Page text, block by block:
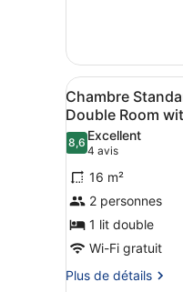
lit
double
(Standard
Double
Room
with
Balcony
in
)
le
type
de
chambre
Chambre
Standard,
1
lit
double
(Standard
Double
Room
with
Balcony
in
Afficher
toutes
les
photos
pour
ce
type
de
chambre :
Chambre
3
Chambre
Double Room
8,68,6 sur 10
Excellent
4 avis
(4 avis)
16 m²
2 personnes
1 lit double
Wi-Fi gratuit
Plus de détails
Plus